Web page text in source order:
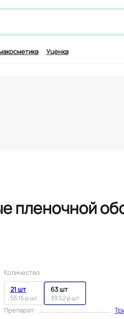
и симптомам, например,для
Уценка
пленочной
Количество
21 шт
55.15 р.шт
63 шт
39.52 р.шт
Препарат: